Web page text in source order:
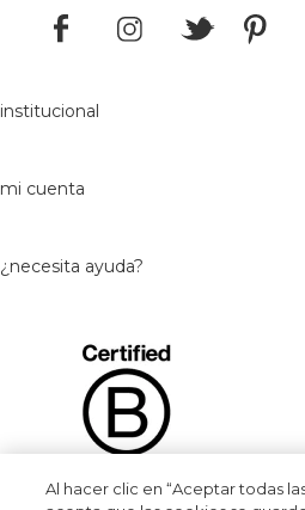
institucional
mi cuenta
¿necesita ayuda?
Al hacer clic en “Aceptar todas